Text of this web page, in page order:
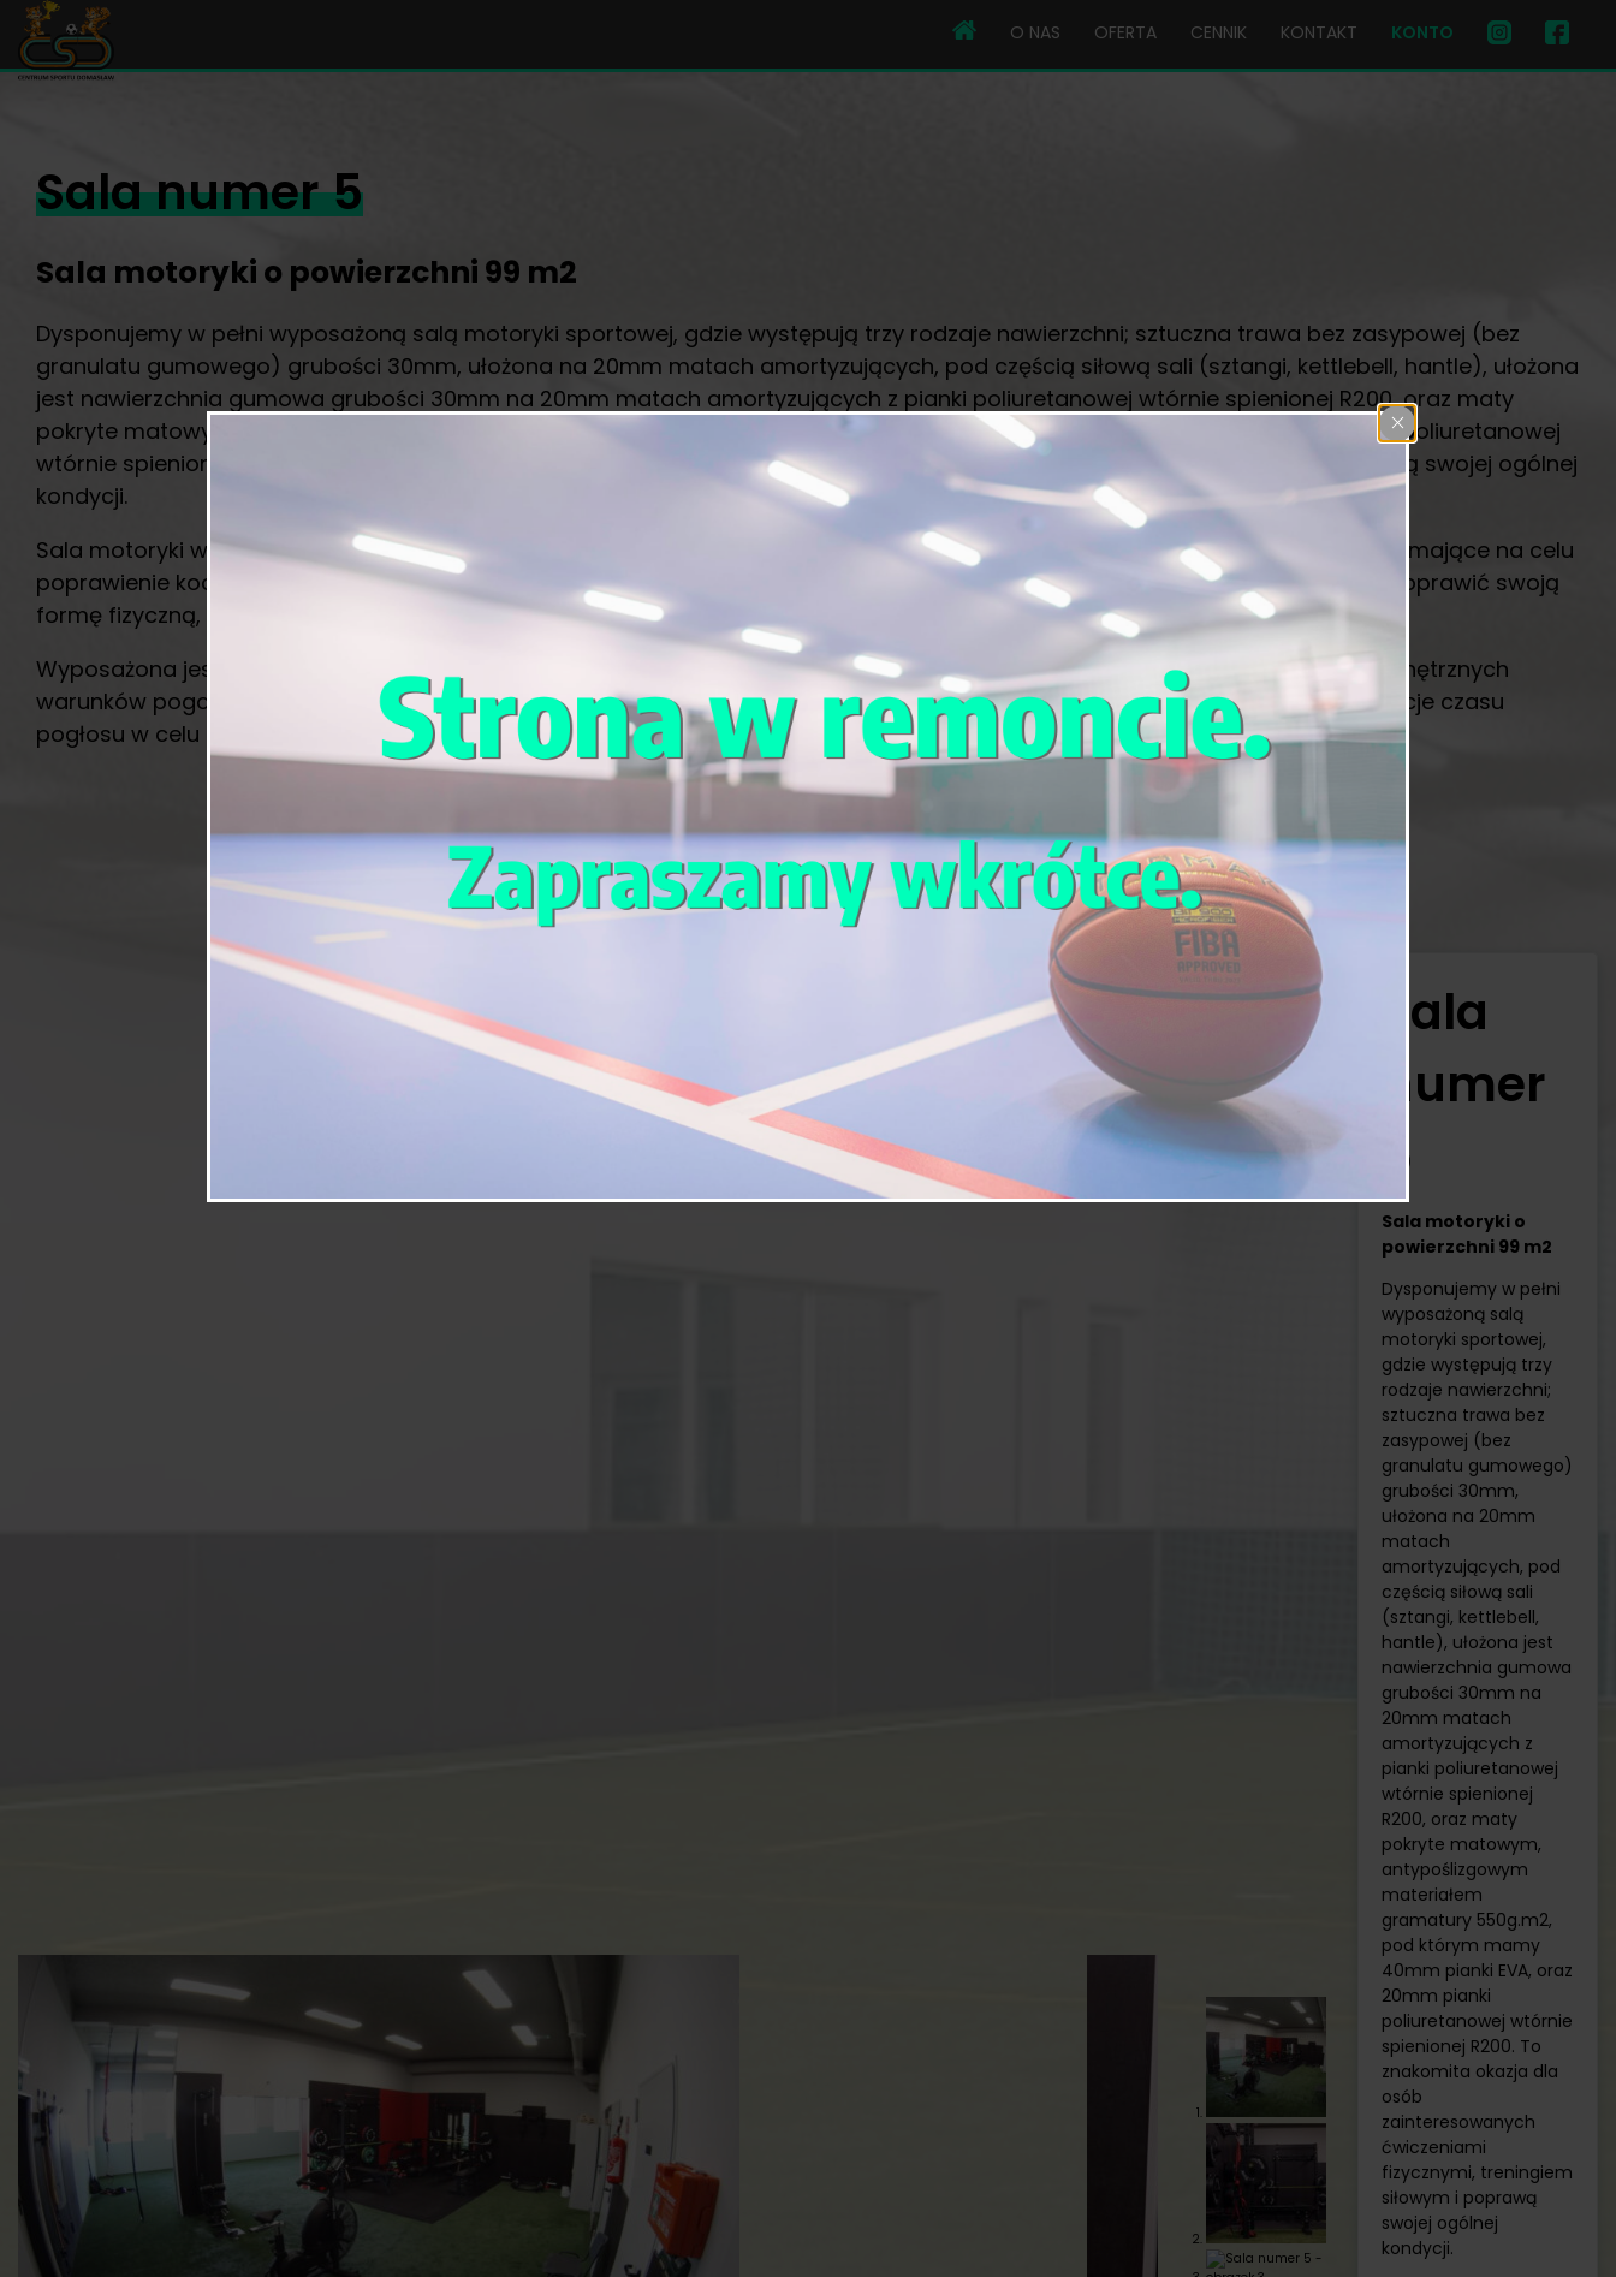
O NAS OFERTA CENNIK KONTAKT KONTO
Sala numer 5
Sala motoryki o powierzchni 99 m2
Dysponujemy w pełni wyposażoną salą motoryki sportowej, gdzie występują trzy rodzaje nawierzchni; sztuczna trawa bez zasypowej (bez
granulatu gumowego) grubości 30mm, ułożona na 20mm matach amortyzujących, pod częścią siłową sali (sztangi, kettlebell, hantle), ułożona
jest nawierzchnia gumowa grubości 30mm na 20mm matach amortyzujących z pianki poliuretanowej wtórnie spienionej R200, oraz maty
pokryte matowym, antypoślizgowym materiałem gramatury 550g.m2, pod którym mamy 40mm pianki EVA, oraz 20mm pianki poliuretanowej
wtórnie spienionej R200. To znakomita okazja dla osób zainteresowanych ćwiczeniami fizycznymi, treningiem siłowym i poprawą swojej ogólnej
kondycji.
Sala motoryki wyposażona jest wielofunkcyjny sprzęt, urządzenia i akcesoria, co oznacza, że można tam wykonywać ćwiczenia mające na celu
poprawienie koordynacji ruchowej, zręczności, równowagi, precyzji i szybkości reakcji, oraz siły. W ten sposób można nie tylko poprawić swoją
formę fizyczną, ale także zwiększyć swoje umiejętności sportowe oraz wzmocnić swoje ciało przed przyszłymi wyzwaniami.
Wyposażona jest w systemy grzewcze, wentylacje oraz klimatyzację, dzięki czemu można grać komfortowo, niezależnie od zewnętrznych
warunków pogodowych. Sufity sali pokryte są celulozowym tynkiem do pochłaniania energii akustycznej, zapewniającym redukcje czasu
pogłosu w celu zmniejszenia hałasu, i poprawy zrozumiałości mowy.
Sala
numer
5
Sala motoryki o
powierzchni 99 m2
Dysponujemy w pełni
wyposażoną salą
motoryki sportowej,
gdzie występują trzy
rodzaje nawierzchni;
sztuczna trawa bez
zasypowej (bez
granulatu gumowego)
grubości 30mm,
ułożona na 20mm
matach
amortyzujących, pod
częścią siłową sali
(sztangi, kettlebell,
hantle), ułożona jest
nawierzchnia gumowa
grubości 30mm na
20mm matach
amortyzujących z
pianki poliuretanowej
wtórnie spienionej
R200, oraz maty
pokryte matowym,
antypoślizgowym
materiałem
gramatury 550g.m2,
pod którym mamy
40mm pianki EVA, oraz
20mm pianki
poliuretanowej wtórnie
spienionej R200. To
znakomita okazja dla
osób
zainteresowanych
ćwiczeniami
fizycznymi, treningiem
siłowym i poprawą
swojej ogólnej
kondycji.